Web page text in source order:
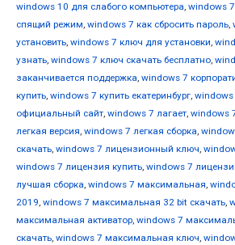
windows 10 для слабого компьютера, windows
спящий режим, windows 7 как сбросить пароль,
установить, windows 7 ключ для установки,
узнать, windows 7 ключ скачать бесплатно,
заканчивается поддержка, windows 7
купить, windows 7 купить екатеринбург, windows
официальный сайт, windows 7 лагает, windows
легкая версия, windows 7 легкая сборка,
скачать, windows 7 лицензионный ключ,
windows 7 лицензия купить, windows 7
лучшая сборка, windows 7 максимальная,
2019, windows 7 максимальная 32 bit скачать,
максимальная активатор, windows 7
скачать, windows 7 максимальная ключ,